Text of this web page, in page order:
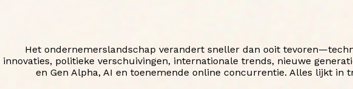
Het ondernemerslandschap verandert sneller dan ooit
innovaties, politieke verschuivingen, internationale trends, nieuwe
en Gen Alpha, AI en toenemende online concurrentie. Alles lijkt in